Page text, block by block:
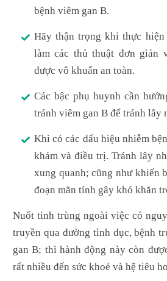
bệnh viêm gan B.
Hãy thận trọng khi thực
làm các thủ thuật đơn giản
được vô khuẩn an toàn.
Các bậc phụ huynh cần
tránh viêm gan B để tránh lây
Khi có các dấu hiệu nhiễm
khám và điều trị. Tránh lây
xung quanh; cũng như khiến
đoạn mãn tính gây khó khăn
Nuốt tinh trùng ngoài việc có
truyền qua đường tình dục, bệnh
gan B; thì hành động này còn
rất nhiều đến sức khoẻ và hệ tiêu